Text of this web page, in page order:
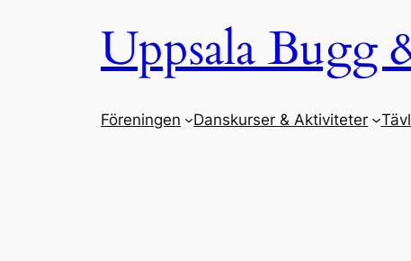
Uppsala Bugg
Föreningen Danskurser & Aktiviteter